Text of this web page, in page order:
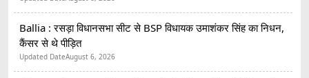
Ballia : रसड़ा विधानसभा सीट से BSP विधायक उमाशंकर सिंह का निधन,
कैंसर से थे पीड़ित
Updated DateAugust 6, 2026